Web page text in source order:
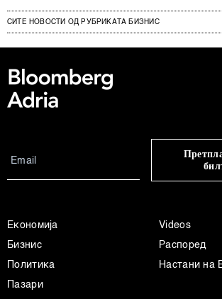
СИТЕ НОВОСТИ ОД РУБРИКАТА БИЗНИС
Економија
Бизнис
Политика
Пазари
Videos
Распоред
Настани на